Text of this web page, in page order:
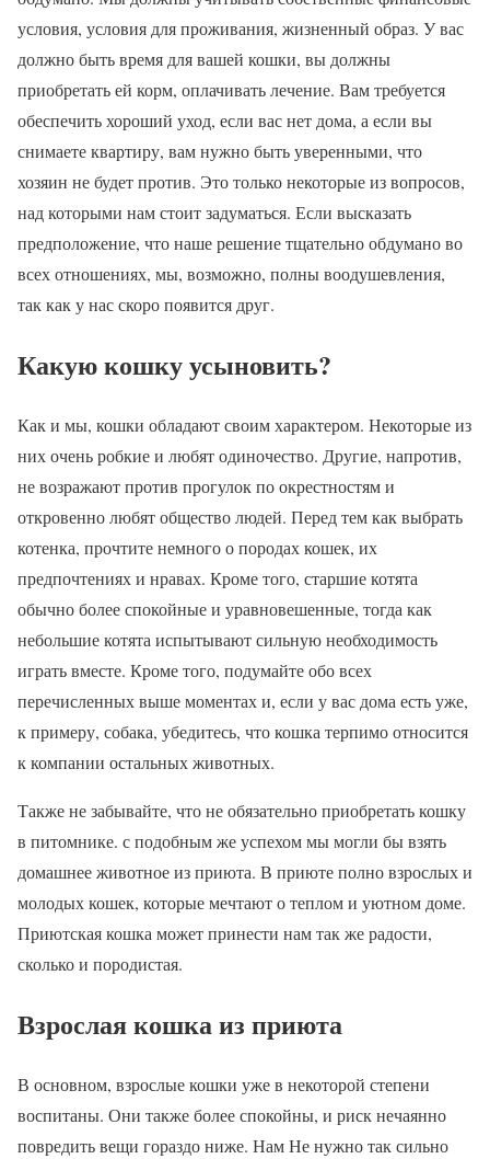
условия, условия для проживания, жизненный образ. У вас
должно быть время для вашей кошки, вы должны
приобретать ей корм, оплачивать лечение. Вам требуется
обеспечить хороший уход, если вас нет дома, а если вы
снимаете квартиру, вам нужно быть уверенными, что
хозяин не будет против. Это только некоторые из вопросов,
над которыми нам стоит задуматься. Если высказать
предположение, что наше решение тщательно обдумано во
всех отношениях, мы, возможно, полны воодушевления,
так как у нас скоро появится друг.
Какую кошку усыновить?
Как и мы, кошки обладают своим характером. Некоторые из
них очень робкие и любят одиночество. Другие, напротив,
не возражают против прогулок по окрестностям и
откровенно любят общество людей. Перед тем как выбрать
котенка, прочтите немного о породах кошек, их
предпочтениях и нравах. Кроме того, старшие котята
обычно более спокойные и уравновешенные, тогда как
небольшие котята испытывают сильную необходимость
играть вместе. Кроме того, подумайте обо всех
перечисленных выше моментах и, если у вас дома есть уже,
к примеру, собака, убедитесь, что кошка терпимо относится
к компании остальных животных.
Также не забывайте, что не обязательно приобретать кошку
в питомнике. с подобным же успехом мы могли бы взять
домашнее животное из приюта. В приюте полно взрослых и
молодых кошек, которые мечтают о теплом и уютном доме.
Приютская кошка может принести нам так же радости,
сколько и породистая.
Взрослая кошка из приюта
В основном, взрослые кошки уже в некоторой степени
воспитаны. Они также более спокойны, и риск нечаянно
повредить вещи гораздо ниже. Нам Не нужно так сильно